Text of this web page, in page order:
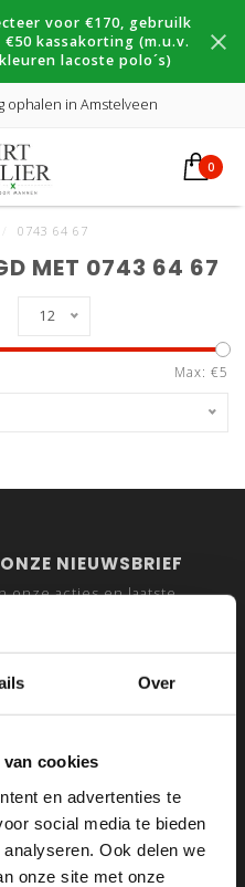
Over
cookies
en advertenties te
social media te bieden
Ook delen we
onze site met onze
voor €170, gebruilk
kassakorting (m.u.v.
lacoste polo´s)
ophalen in Amstelveen
0
0743 64 67
MET 0743 64 67
12
Max: €5
NIEUWSBRIEF
onze acties en laatste
mannen
24
DC